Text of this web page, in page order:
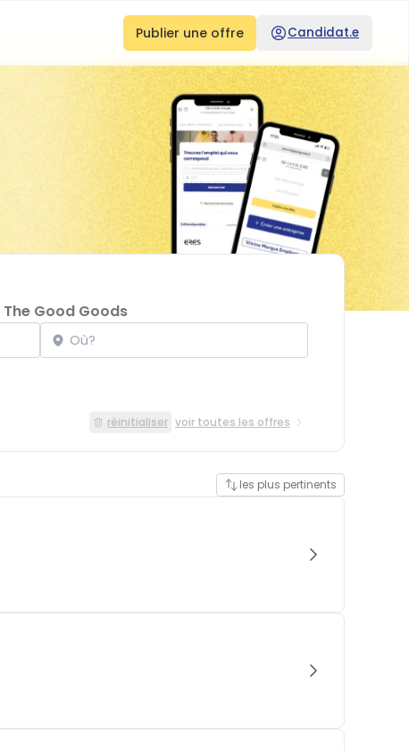
Publier une offre Candidat.e
The Good Goods
Localisation
réinitialiser voir toutes les offres
les plus pertinents